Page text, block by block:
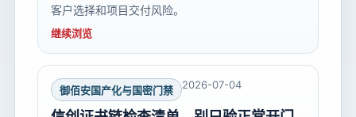
客户选择和项目交付风险。
继续浏览
御佰安国产化与国密门禁 2026-07-04